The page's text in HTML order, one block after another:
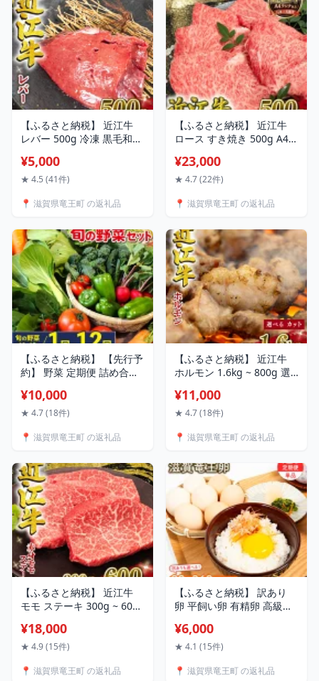
ぶ 日本三大和牛 切落し
場 送料無料 5000円以下 】
【ふるさと納税】 近江牛
レバー 500g 冷凍 黒毛和牛
大和牛 惣菜 おかず ホルモ
ン 加熱用 焼肉 5000円以下
戸牛 松阪牛 に並ぶ 日本三
スーパーセール ※ 生食用
ではございません
¥5,000
★ 4.5 (41件)
📍 滋賀県竜王町 の返礼品
【ふるさと納税】 近江牛
ロース すき焼き 500g A4
ド 和牛 牛肉 スライス やき
しゃぶ すきやき 国産 すき
賀県 竜王町 岡喜 霜降り 神
大和牛 近江牛 アウトドア
送料無料 ふるさと納税
¥23,000
★ 4.7 (22件)
📍 滋賀県竜王町 の返礼品
【ふるさと納税】 【先行予
約】 野菜 定期便 詰め合わ
15品 旬 新鮮 やさい セット
野菜ソムリエ （ 厳選 定期
月 道の駅 かがみの里 竜王
んにく トマト じゃがいも
レタス ほうれん草 など ）
¥10,000
★ 4.7 (18件)
📍 滋賀県竜王町 の返礼品
【ふるさと納税】 近江牛
ホルモン 1.6kg ~ 800g 選
まるごと 焼肉 焼肉 黒毛和
牛 和牛 高級 小腸 ホソ こて
ツ鍋 小分け モツ コプチャ
肉 焼肉 味噌炒め 滋賀県 竜
王町 岡喜 ふるさと納税
¥11,000
★ 4.7 (18件)
📍 滋賀県竜王町 の返礼品
【ふるさと納税】 近江牛
モモ ステーキ 300g ~ 600g
る 容量 赤身 ステーキ 黒毛
和牛 和牛 牛肉 ブランド モ
並ぶ 日本三大和牛 近江 近
¥18,000
★ 4.9 (15件)
📍 滋賀県竜王町 の返礼品
【ふるさと納税】 訳あり
卵 平飼い卵 有精卵 高級卵
（ 選べる B級 20個 30個
25個 平飼い 高級 竜王町 玉
ヶ月 6ヶ月 12ヶ月 半年 1年
¥6,000
★ 4.1 (15件)
📍 滋賀県竜王町 の返礼品